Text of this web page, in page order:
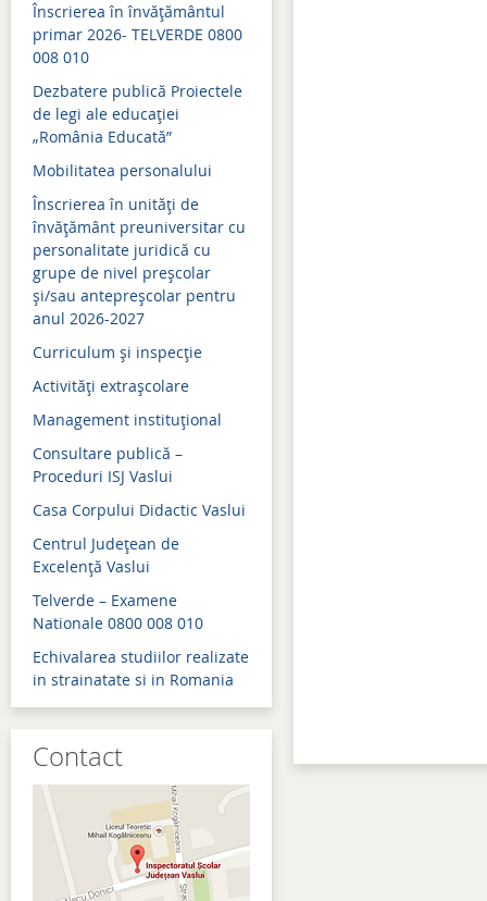
Înscrierea în învăţământul
primar 2026- TELVERDE 0800
008 010
Dezbatere publică Proiectele
de legi ale educației
„România Educată”
Mobilitatea personalului
Înscrierea în unități de
învățământ preuniversitar cu
personalitate juridică cu
grupe de nivel preșcolar
și/sau antepreșcolar pentru
anul 2026-2027
Curriculum şi inspecţie
Activităţi extraşcolare
Management instituţional
Consultare publică –
Proceduri ISJ Vaslui
Casa Corpului Didactic Vaslui
Centrul Judeţean de
Excelenţă Vaslui
Telverde – Examene
Nationale 0800 008 010
Echivalarea studiilor realizate
in strainatate si in Romania
Contact